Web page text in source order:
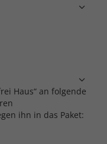
Haus“ an folgende
ihn in das Paket: